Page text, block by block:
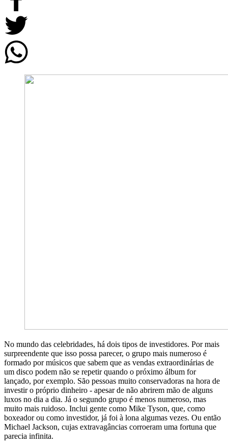
No mundo das celebridades, há dois tipos de investidores. Por mais
surpreendente que isso possa parecer, o grupo mais numeroso é
formado por músicos que sabem que as vendas extraordinárias de
um disco podem não se repetir quando o próximo álbum for
lançado, por exemplo. São pessoas muito conservadoras na hora de
investir o próprio dinheiro - apesar de não abrirem mão de alguns
luxos no dia a dia. Já o segundo grupo é menos numeroso, mas
muito mais ruidoso. Inclui gente como Mike Tyson, que, como
boxeador ou como investidor, já foi à lona algumas vezes. Ou então
Michael Jackson, cujas extravagâncias corroeram uma fortuna que
parecia infinita.